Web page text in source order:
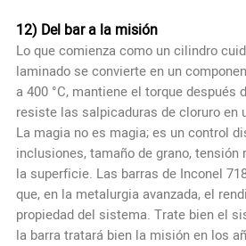
12) Del bar a la misión
Lo que comienza como un cilindro
laminado se convierte en un
a 400 °C, mantiene el torque después
resiste las salpicaduras de cloruro en
La magia no es magia; es un control
inclusiones, tamaño de grano,
la superficie. Las barras de Inconel
que, en la metalurgia avanzada, el
propiedad del sistema. Trate bien el
la barra tratará bien la misión en los